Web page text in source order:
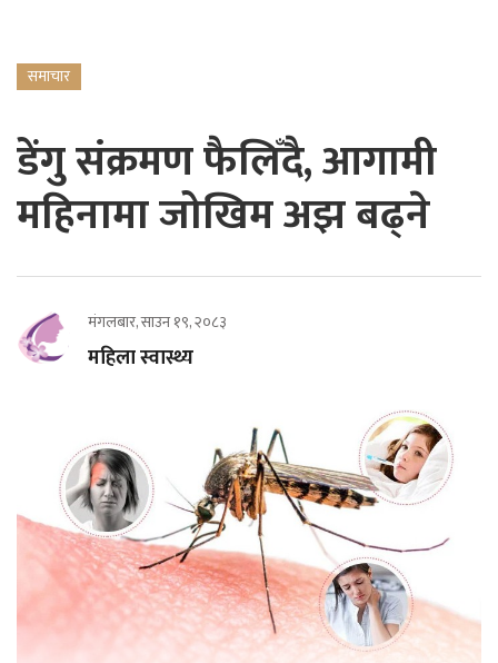
समाचार
डेंगु संक्रमण फैलिँदै, आगामी
महिनामा जोखिम अझ बढ्ने
मंगलबार, साउन १९, २०८३
महिला स्वास्थ्य